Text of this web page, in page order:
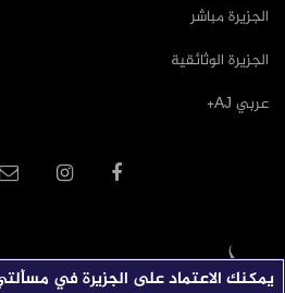
الجزيرة مباشر
الجزيرة الوثائقية
عربي AJ+
يمكنك الاعتماد على الجزيرة في